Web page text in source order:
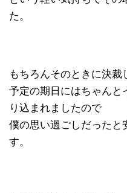
た。
もちろんそのときに決裁
予定の期日にはちゃんと
り込まれましたので
僕の思い過ごしだったと
す。